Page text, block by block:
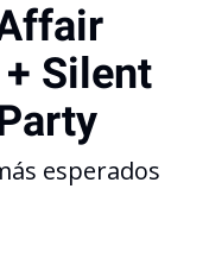
Silent
esperados